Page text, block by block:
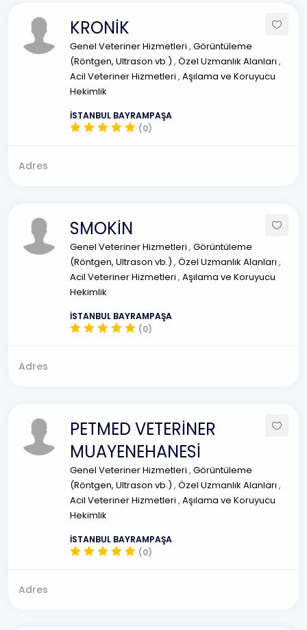
KRONİK
Genel Veteriner Hizmetleri , Görüntüleme
(Röntgen, Ultrason vb.) , Özel Uzmanlık Alanları ,
Acil Veteriner Hizmetleri , Aşılama ve Koruyucu
Hekimlik
İSTANBUL BAYRAMPAŞA
(0)
Adres
SMOKİN
Genel Veteriner Hizmetleri , Görüntüleme
(Röntgen, Ultrason vb.) , Özel Uzmanlık Alanları ,
Acil Veteriner Hizmetleri , Aşılama ve Koruyucu
Hekimlik
İSTANBUL BAYRAMPAŞA
(0)
Adres
PETMED VETERİNER
MUAYENEHANESİ
Genel Veteriner Hizmetleri , Görüntüleme
(Röntgen, Ultrason vb.) , Özel Uzmanlık Alanları ,
Acil Veteriner Hizmetleri , Aşılama ve Koruyucu
Hekimlik
İSTANBUL BAYRAMPAŞA
(0)
Adres